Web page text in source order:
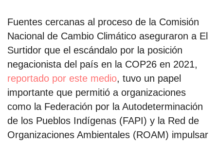
Fuentes cercanas al proceso de la Comisión
Nacional de Cambio Climático aseguraron a El
Surtidor que el escándalo por la posición
negacionista del país en la COP26 en 2021,
reportado por este medio, tuvo un papel
importante que permitió a organizaciones
como la Federación por la Autodeterminación
de los Pueblos Indígenas (FAPI) y la Red de
Organizaciones Ambientales (ROAM) impulsar